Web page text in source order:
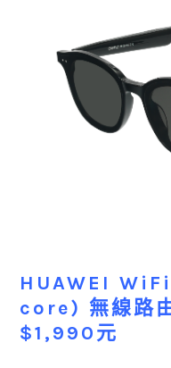
HUAWEI
core) 無線路
$1,990元